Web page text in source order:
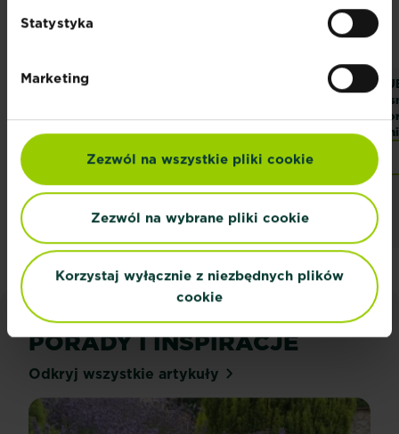
Statystyka
Marketing
Zezwól na wszystkie pliki cookie
Zezwól na wybrane pliki cookie
Korzystaj wyłącznie z niezbędnych plików
cookie
SUBSTRAL
Burza Kwiatów
Znajdź sklep
Uniwersalny
Znajdź sklep
PORADY I INSPIRACJE
Odkryj wszystkie artykuły